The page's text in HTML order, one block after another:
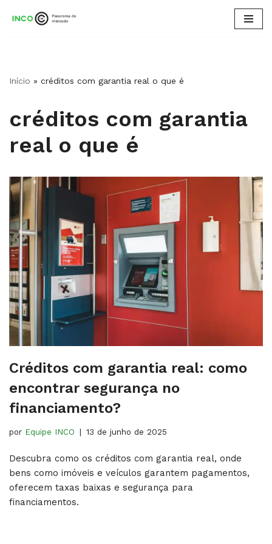
conteúdo
Início » créditos com garantia real​ o que é
créditos com garantia
real​ o que é
Créditos com garantia real​: como
encontrar segurança no
financiamento?
por Equipe INCO 13 de junho de 2025
Descubra como os créditos com garantia real, onde
bens como imóveis e veículos garantem pagamentos,
oferecem taxas baixas e segurança para
financiamentos.